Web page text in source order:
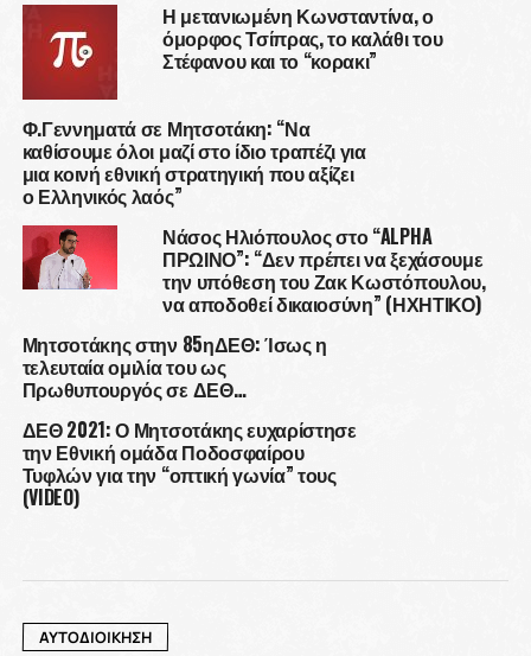
Η μετανιωμένη Κωνσταντίνα, ο
όμορφος Τσίπρας, το καλάθι του
Στέφανου και το “κορακι”
Φ.Γεννηματά σε Μητσοτάκη: “Να
καθίσουμε όλοι μαζί στο ίδιο τραπέζι για
μια κοινή εθνική στρατηγική που αξίζει
ο Ελληνικός λαός”
Νάσος Ηλιόπουλος στο “ALPHA
ΠΡΩΙΝΟ”: “Δεν πρέπει να ξεχάσουμε
την υπόθεση του Ζακ Κωστόπουλου,
να αποδοθεί δικαιοσύνη” (ΗΧΗΤΙΚΟ)
Μητσοτάκης στην 85ηΔΕΘ: Ίσως η
τελευταία ομιλία του ως
Πρωθυπουργός σε ΔΕΘ…
ΔΕΘ 2021: Ο Μητσοτάκης ευχαρίστησε
την Εθνική ομάδα Ποδοσφαίρου
Τυφλών για την “οπτική γωνία” τους
(VIDEO)
ΑΥΤΟΔΙΟΙΚΗΣΗ